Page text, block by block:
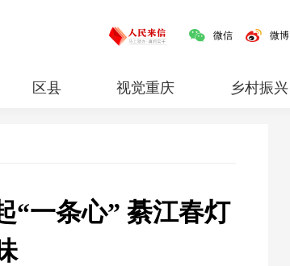
微信 微博
区县 视觉重庆 乡村振兴
“一条心” 綦江春灯